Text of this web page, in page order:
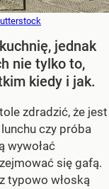
jednak
nie tylko to,
kiedy i jak.
zdradzić, że jest
czy próba
wywołać
się gafą.
typowo włoską